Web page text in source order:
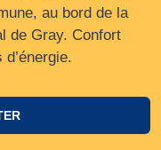
au bord de la
de Gray. Confort